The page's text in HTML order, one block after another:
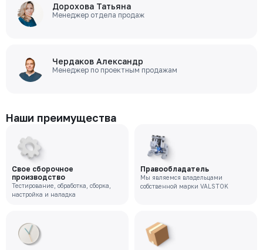
Дорохова Татьяна
Менеджер отдела продаж
Чердаков Александр
Менеджер по проектным продажам
Наши преимущества
Свое сборочное
производство
Тестирование, обработка, сборка,
настройка и наладка
Правообладатель
Мы являемся владельцами
собственной марки VALSTOK